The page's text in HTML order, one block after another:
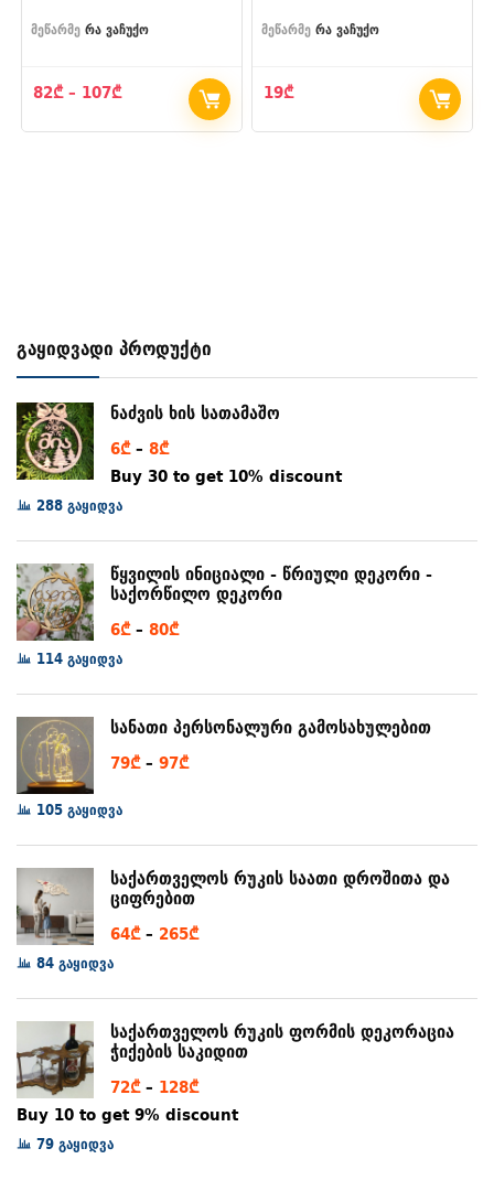
მეწარმე რა ვაჩუქო
82₾ – 107₾Price
82₾
მეწარმე რა ვაჩუქო
19₾
გაყიდვადი პროდუქტი
ნაძვის ხის სათამაშო
6₾ – 8₾Price
range:
Buy 30 to get 10% discount
288 გაყიდვა
წყვილის ინიციალი - წრიული დეკორი -
საქორწილო დეკორი
6₾ – 80₾Price
80₾
114 გაყიდვა
სანათი პერსონალური გამოსახულებით
79₾ – 97₾Price
through
97₾
105 გაყიდვა
საქართველოს რუკის საათი დროშითა და
ციფრებით
64₾ – 265₾Price
265₾
84 გაყიდვა
საქართველოს რუკის ფორმის დეკორაცია
ჭიქების საკიდით
72₾ – 128₾Price
range:
Buy 10 to get 9% discount
79 გაყიდვა